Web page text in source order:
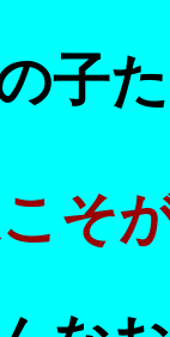
子た
そ